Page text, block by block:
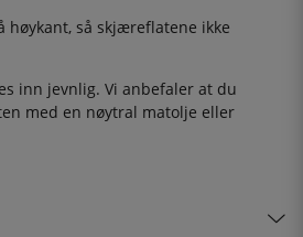
så skjæreflatene ikke
inn jevnlig. Vi anbefaler at du
med en nøytral matolje eller